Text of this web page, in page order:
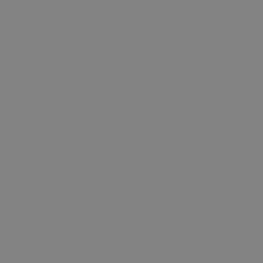
ανθρώπων
επωφελές
προκειμένου να
σχετικά με
τους.
από το
με τον τρόπο
χρήστης
ιστότοπο και
ότι οι
συνδεδεμένοι